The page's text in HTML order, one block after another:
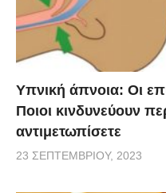
Υπνική άπνοια: Οι
Ποιοι κινδυνεύουν
αντιμετωπίσετε
23 ΣΕΠΤΕΜΒΡΊΟΥ, 2023